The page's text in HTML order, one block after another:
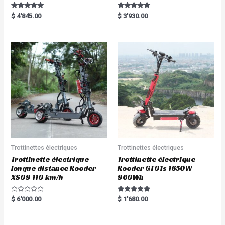
Rated
5.00
$ 4'845.00
Rated
5.00
$ 3'930.00
Trottinettes électriques
Trottinette électrique
longue distance Rooder
XS09 110 km/h
R
a
$ 6'000.00
Trottinettes électriques
Trottinette électrique
Rooder GT01s 1650W
960Wh
Rated
5.00
$ 1'680.00